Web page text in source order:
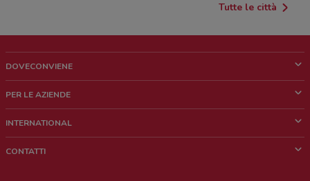
Tutte le città
DOVECONVIENE
Chi siamo
Lavora con noi
PER LE AZIENDE
Richieste commerciali e marketing
INTERNATIONAL
CONTATTI